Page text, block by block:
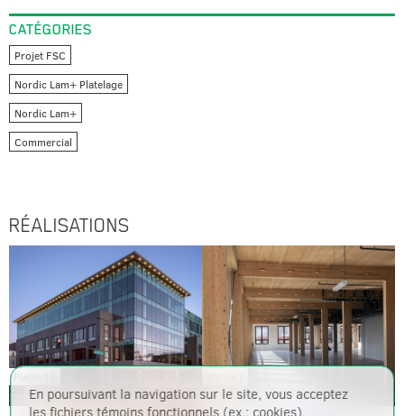
CATÉGORIES
Projet FSC
Nordic Lam+ Platelage
Nordic Lam+
Commercial
RÉALISATIONS
Platte 15
En poursuivant la navigation sur le site, vous acceptez
les fichiers témoins fonctionnels (ex.: cookies).